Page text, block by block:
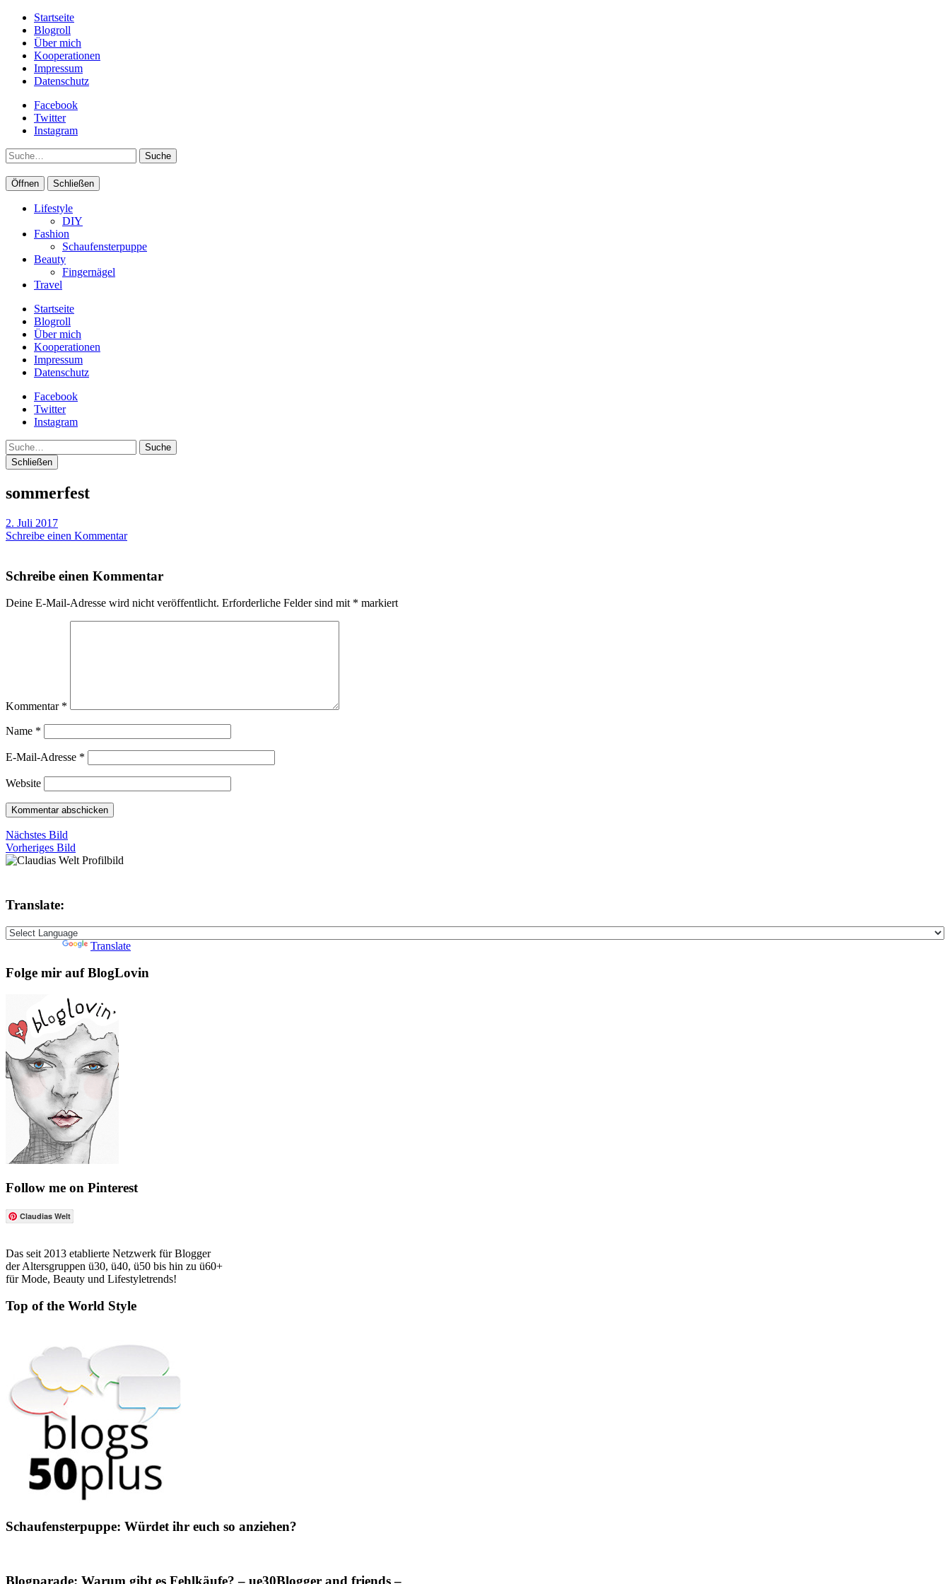
Startseite
Blogroll
Über mich
Kooperationen
Impressum
Datenschutz
Facebook
Twitter
Instagram
Suche
Öffnen Schließen
Lifestyle
DIY
Fashion
Schaufensterpuppe
Beauty
Fingernägel
Travel
Startseite
Blogroll
Über mich
Kooperationen
Impressum
Datenschutz
Facebook
Twitter
Instagram
Suche
Schließen
sommerfest
2. Juli 2017
Schreibe einen Kommentar
Schreibe einen Kommentar
Deine E-Mail-Adresse wird nicht veröffentlicht. Erforderliche Felder sind mit * markiert
Kommentar *
Name *
E-Mail-Adresse *
Website
Nächstes Bild
Vorheriges Bild
Translate:
Translate
Folge mir auf BlogLovin
Follow me on Pinterest
Claudias Welt
Das seit 2013 etablierte Netzwerk für Blogger
der Altersgruppen ü30, ü40, ü50 bis hin zu ü60+
für Mode, Beauty und Lifestyletrends!
Top of the World Style
Schaufensterpuppe: Würdet ihr euch so anziehen?
Blogparade: Warum gibt es Fehlkäufe? – ue30Blogger and friends –